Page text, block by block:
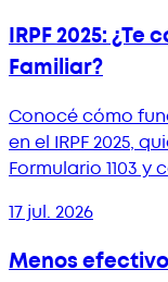
IRPF 2025:
Familiar?
Conocé cómo
en el IRPF 2025,
Formulario 1103 y
17 jul. 2026
Menos